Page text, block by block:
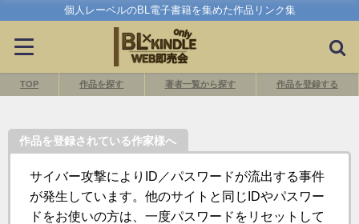
個人レーベルのBL電子書籍を集めた作品リンク集
TOP 作品を探す 著者一覧から探す 作品を登録する
作品を登録されている作家様へ
サイバー攻撃によりID／パスワードが流出する事件
が発生しています。他のサイトと同じIDやパスワー
ドをお使いの方は、一度パスワードをリセットして